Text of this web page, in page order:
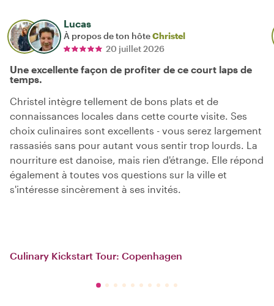
Lucas
À propos de ton hôteChristel
20 juillet 2026
Une excellente façon de profiter de ce court laps de
temps.
Christel intègre tellement de bons plats et de
connaissances locales dans cette courte visite. Ses
choix culinaires sont excellents - vous serez largement
rassasiés sans pour autant vous sentir trop lourds. La
nourriture est danoise, mais rien d'étrange. Elle répond
également à toutes vos questions sur la ville et
s'intéresse sincèrement à ses invités.
Culinary Kickstart Tour: Copenhagen